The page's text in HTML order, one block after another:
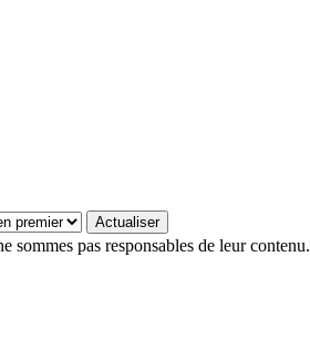
sommes pas responsables de leur contenu.